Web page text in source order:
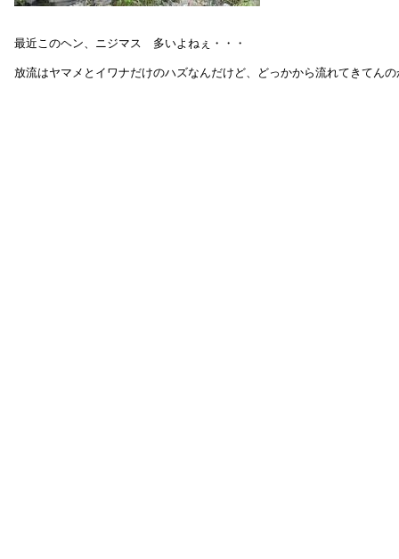
最近このヘン、ニジマス　多いよねぇ・・・
放流はヤマメとイワナだけのハズなんだけど、どっかから流れてきてん